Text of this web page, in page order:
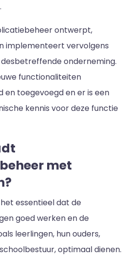
ontwerpt,
implementeert vervolgens
onderneming.
functionaliteiten
toegevoegd en er is een
kennis voor deze functie
met
essentieel dat de
goed werken en de
leerlingen, hun ouders,
optimaal dienen.